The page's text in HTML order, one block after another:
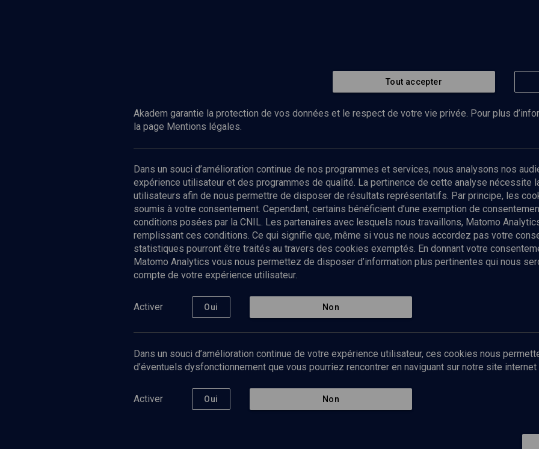
Abonnez-vous à notre newsletter
Envoyer
Nos Chaines
Culture
Limoud
Université
Podcast
Politique de protection des
personnelles
Mentions légales
Contact
Tout accepter
Akadem garantie la protection de vos données et le respect de votre vie privée. Pour plus
la page Mentions légales.
Dans un souci d’amélioration continue de nos programmes et services, nous analysons nos
expérience utilisateur et des programmes de qualité. La pertinence de cette analyse nécessite
utilisateurs afin de nous permettre de disposer de résultats représentatifs. Par principe, les
soumis à votre consentement. Cependant, certains bénéficient d’une exemption de
conditions posées par la CNIL. Les partenaires avec lesquels nous travaillons, Matomo
remplissant ces conditions. Ce qui signifie que, même si vous ne nous accordez pas votre
statistiques pourront être traités au travers des cookies exemptés. En donnant votre
Matomo Analytics vous nous permettez de disposer d’information plus pertinentes qui nous
compte de votre expérience utilisateur.
Activer Oui Non
Dans un souci d’amélioration continue de votre expérience utilisateur, ces cookies nous
d’éventuels dysfonctionnement que vous pourriez rencontrer en naviguant sur notre site internet
Activer Oui Non